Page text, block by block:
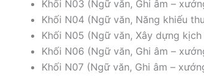
Khối N03 (Ngữ văn, Ghi âm –
Khối N04 (Ngữ văn, Năng khiếu
Khối N05 (Ngữ văn, Xây dựng
Khối N06 (Ngữ văn, Ghi âm –
Khối N07 (Ngữ văn, Ghi âm –